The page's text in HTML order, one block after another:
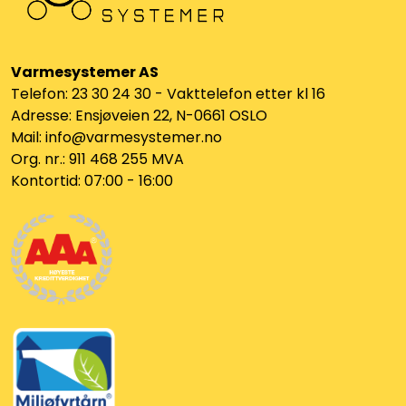
Varmesystemer AS
Telefon: 23 30 24 30 - Vakttelefon etter kl 16
Adresse: Ensjøveien 22, N-0661 OSLO
Mail: info@varmesystemer.no
Org. nr.: 911 468 255 MVA
Kontortid: 07:00 - 16:00